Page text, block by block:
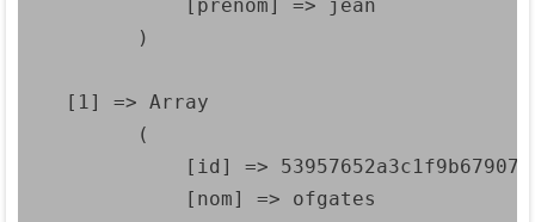
            [prenom] => jean
        )
  [1] => Array
        (
[id] =>
            [nom] => ofgates